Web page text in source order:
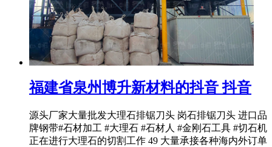
福建省泉州博升新材料的抖音 抖音
源头厂家大量批发大理石排锯刀头 岗石排锯刀头 进口品
牌钢带#石材加工 #大理石 #石材人 #金刚石工具 #切石机
正在进行大理石的切割工作 49 大量承接各种海内外订单